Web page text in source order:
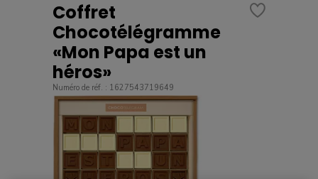
Coffret
Chocotélégramme
«Mon Papa est un
héros»
Numéro de réf. : 1627543719649